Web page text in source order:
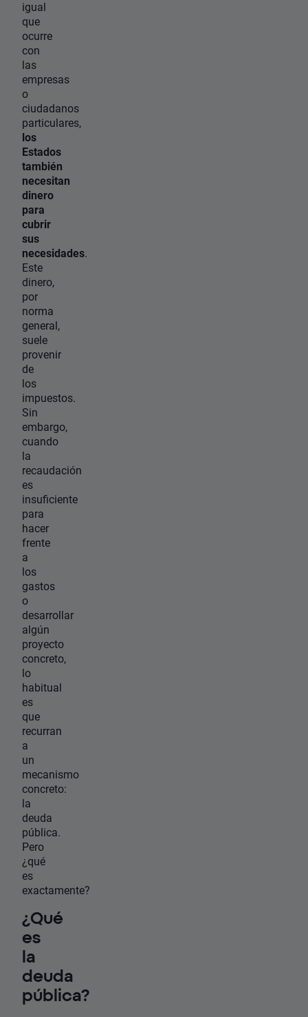
igual
que
ocurre
con
las
empresas
o
ciudadanos
particulares,
los
Estados
también
necesitan
dinero
para
cubrir
sus
necesidades.
Este
dinero,
por
norma
general,
suele
provenir
de
los
impuestos.
Sin
embargo,
cuando
la
recaudación
es
insuficiente
para
hacer
frente
a
los
gastos
o
desarrollar
algún
proyecto
concreto,
lo
habitual
es
que
recurran
a
un
mecanismo
concreto:
la
deuda
pública.
Pero
¿qué
es
exactamente?
¿Qué
es
la
deuda
pública?